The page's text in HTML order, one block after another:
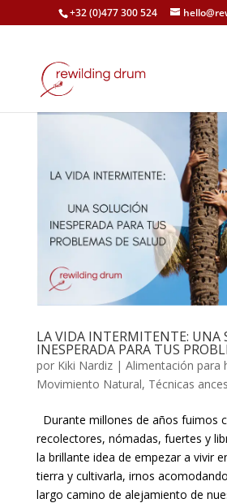
+32 (0)477 300 524
LA VIDA INTERMITENTE: UNA
INESPERADA PARA TUS
por Kiki Nardiz| Alimentación para
Movimiento Natural, Técnicas
Durante millones de años fuimos
recolectores, nómadas, fuertes y
la brillante idea de empezar a vivir
tierra y cultivarla, irnos
largo camino de alejamiento de